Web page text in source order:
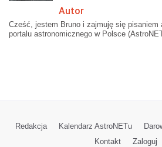
Autor
Cześć, jestem Bruno i zajmuję się pisaniem
portalu astronomicznego w Polsce
Redakcja Kalendarz AstroNETu
Kontakt
Zaloguj